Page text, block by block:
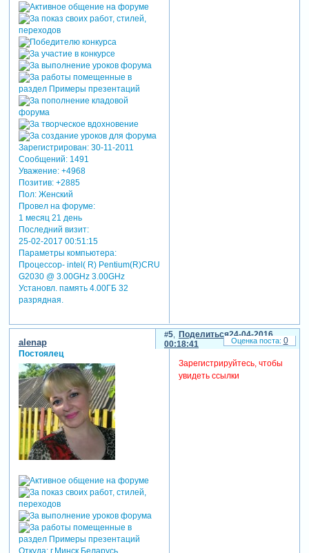
Зарегистрирован: 30-11-2011
Сообщений:1491
Уважение: +4968
Позитив: +2885
Пол:Женский
Провел на форуме:
1 месяц 21 день
Последний визит:
25-02-2017 00:51:15
Параметры компьютера:
Процессор- intel( R) Pentium(R)CRU
G2030 @ 3.00GHz 3.00GHz
Установл. память 4.00ГБ 32
разрядная.
Поделиться
5
24-04-2016
00:18:41
alenap
Постоялец
Откуда:г.Минск,Беларусь
Зарегистрируйтесь, чтобы
увидеть ссылки
0